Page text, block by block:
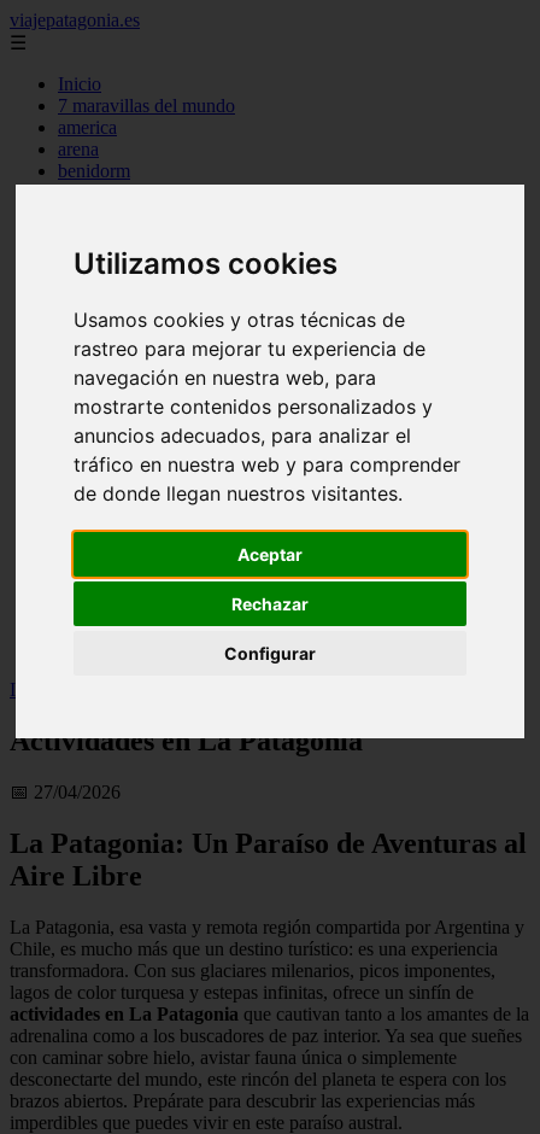
Utilizamos cookies
Usamos cookies y otras técnicas de
rastreo para mejorar tu experiencia de
navegación en nuestra web, para
mostrarte contenidos personalizados y
anuncios adecuados, para analizar el
tráfico en nuestra web y para comprender
de donde llegan nuestros visitantes.
Aceptar
Rechazar
Configurar
viajepatagonia.es
☰
Inicio
7 maravillas del mundo
america
arena
benidorm
c generalidades del pais
c mendoza
c provincias
c rio negro
c tierra de fuego
c tucuman
c zona austral
carmen
category
destinos
lanzarote
monumentos
san
Inicio
Actividades en La Patagonia
📅 27/04/2026
La Patagonia: Un Paraíso de Aventuras al
Aire Libre
La Patagonia, esa vasta y remota región compartida por Argentina y
Chile, es mucho más que un destino turístico: es una experiencia
transformadora. Con sus glaciares milenarios, picos imponentes,
lagos de color turquesa y estepas infinitas, ofrece un sinfín de
actividades en La Patagonia que cautivan tanto a los amantes de la
adrenalina como a los buscadores de paz interior. Ya sea que sueñes
con caminar sobre hielo, avistar fauna única o simplemente
desconectarte del mundo, este rincón del planeta te espera con los
brazos abiertos. Prepárate para descubrir las experiencias más
imperdibles que puedes vivir en este paraíso austral.